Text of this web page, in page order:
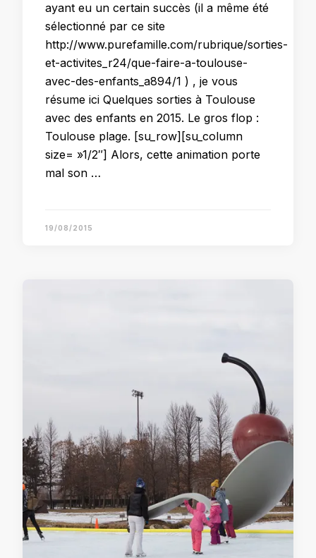
ayant eu un certain succès (il a même été
sélectionné par ce site
http://www.purefamille.com/rubrique/sorties-
et-activites_r24/que-faire-a-toulouse-
avec-des-enfants_a894/1 ) , je vous
résume ici Quelques sorties à Toulouse
avec des enfants en 2015. Le gros flop :
Toulouse plage. [su_row][su_column
size= »1/2″] Alors, cette animation porte
mal son …
19/08/2015